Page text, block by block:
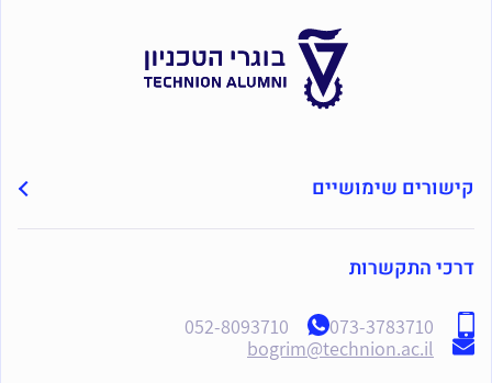
קישורים שימושיים
דרכי התקשרות
073-3783710
052-8093710
bogrim@technion.ac.il